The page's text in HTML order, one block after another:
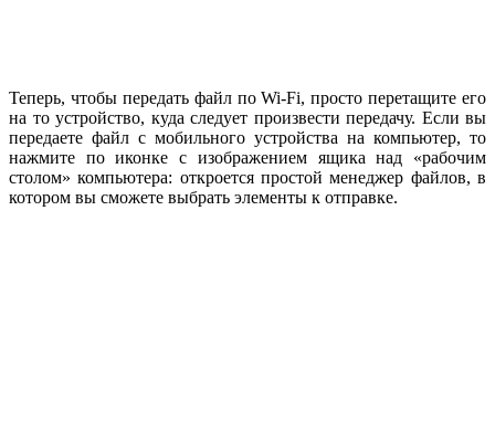
Теперь, чтобы передать файл по Wi-Fi, просто перетащите его
на то устройство, куда следует произвести передачу. Если вы
передаете файл с мобильного устройства на компьютер, то
нажмите по иконке с изображением ящика над «рабочим
столом» компьютера: откроется простой менеджер файлов, в
котором вы сможете выбрать элементы к отправке.